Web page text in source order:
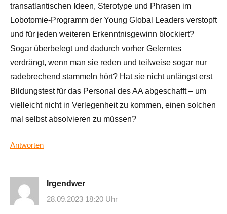
transatlantischen Ideen, Sterotype und Phrasen im
Lobotomie-Programm der Young Global Leaders verstopft
und für jeden weiteren Erkenntnisgewinn blockiert?
Sogar überbelegt und dadurch vorher Gelerntes
verdrängt, wenn man sie reden und teilweise sogar nur
radebrechend stammeln hört? Hat sie nicht unlängst erst
Bildungstest für das Personal des AA abgeschafft – um
vielleicht nicht in Verlegenheit zu kommen, einen solchen
mal selbst absolvieren zu müssen?
Antworten
Irgendwer
28.09.2023 18:20 Uhr